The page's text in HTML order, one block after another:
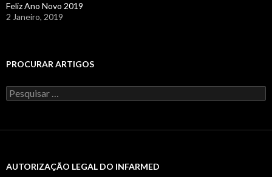
Feliz Ano Novo 2019
2 Janeiro, 2019
PROCURAR ARTIGOS
Pesquisar
por:
AUTORIZAÇÃO LEGAL DO INFARMED